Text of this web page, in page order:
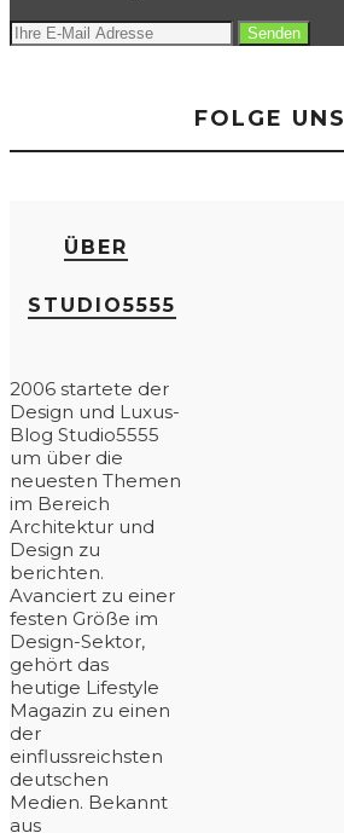
FOLGE UNS
ÜBER
STUDIO5555
2006 startete der
Design und Luxus-
Blog Studio5555
um über die
neuesten Themen
im Bereich
Architektur und
Design zu
berichten.
Avanciert zu einer
festen Größe im
Design-Sektor,
gehört das
heutige Lifestyle
Magazin zu einen
der
einflussreichsten
deutschen
Medien. Bekannt
aus